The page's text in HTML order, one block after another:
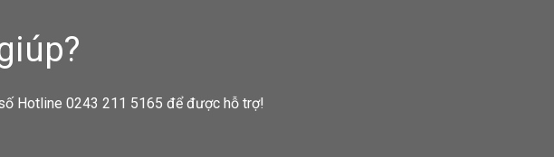
Hotline 0243 211 5165 để được hỗ trợ!